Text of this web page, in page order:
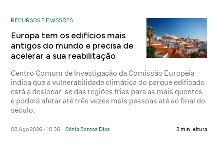
RECURSOS E EMISSÕES
Europa tem os edifícios mais
antigos do mundo e precisa de
acelerar a sua reabilitação
Centro Comum de Investigação da Comissão Europeia
indica que a vulnerabilidade climática do parque edificado
está a deslocar-se das regiões frias para as mais quentes
e poderá afetar até três vezes mais pessoas até ao final do
século.
08 Ago 2026 - 10:36 Sónia Santos Dias 3 min leitura